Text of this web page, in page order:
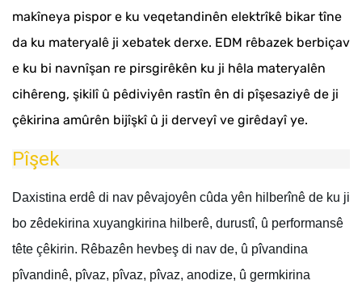
makîneya pispor e ku veqetandinên elektrîkê bikar tîne
da ku materyalê ji xebatek derxe. EDM rêbazek berbiçav
e ku bi navnîşan re pirsgirêkên ku ji hêla materyalên
cihêreng, şikilî û pêdiviyên rastîn ên di pîşesaziyê de ji
çêkirina amûrên bijîşkî û ji derveyî ve girêdayî ye.
Pîşek
Daxistina erdê di nav pêvajoyên cûda yên hilberînê de ku ji
bo zêdekirina xuyangkirina hilberê, durustî, û performansê
tête çêkirin. Rêbazên hevbeş di nav de, û pîvandina
pîvandinê, pîvaz, pîvaz, pîvaz, anodize, û germkirina